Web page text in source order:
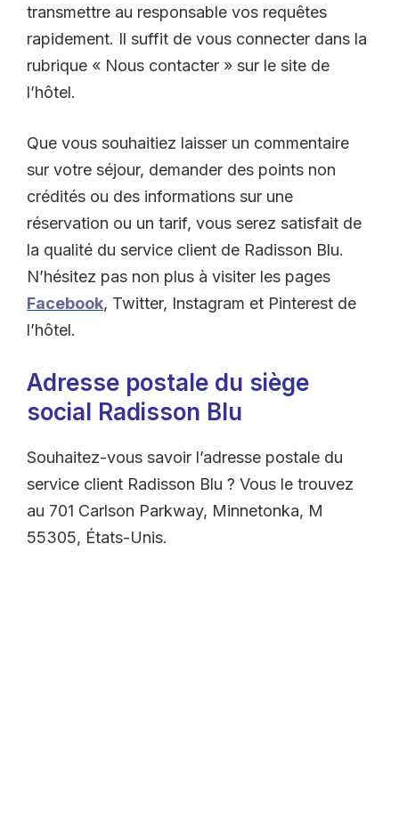
transmettre au responsable vos requêtes
rapidement. Il suffit de vous connecter dans la
rubrique « Nous contacter » sur le site de
l’hôtel.
Que vous souhaitiez laisser un commentaire
sur votre séjour, demander des points non
crédités ou des informations sur une
réservation ou un tarif, vous serez satisfait de
la qualité du service client de Radisson Blu.
N’hésitez pas non plus à visiter les pages
Facebook, Twitter, Instagram et Pinterest de
l’hôtel.
Adresse postale du siège
social Radisson Blu
Souhaitez-vous savoir l’adresse postale du
service client Radisson Blu ? Vous le trouvez
au 701 Carlson Parkway, Minnetonka, M
55305, États-Unis.